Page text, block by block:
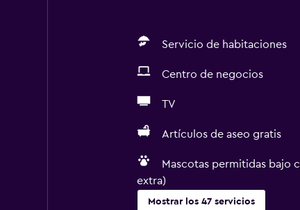
Servicio de habitaciones
Centro de negocios
TV
Artículos de aseo gratis
Mascotas permitidas bajo
extra)
Mostrar los 47 servicios